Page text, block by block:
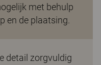
met behulp
en de plaatsing.
detail zorgvuldig